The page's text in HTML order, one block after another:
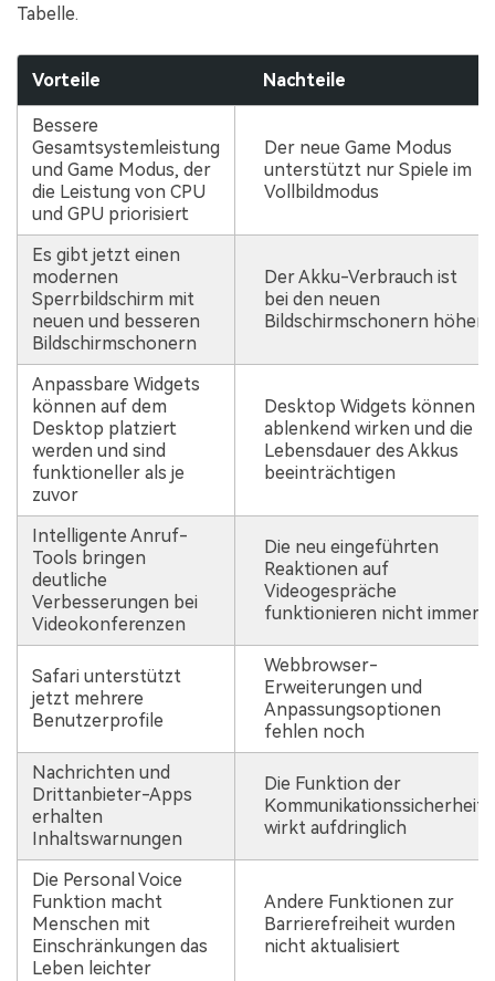
Tabelle.
Vorteile Nachteile
Bessere
Gesamtsystemleistung
und Game Modus, der
die Leistung von CPU
und GPU priorisiert
Der neue Game Modus
unterstützt nur Spiele im
Vollbildmodus
Es gibt jetzt einen
modernen
Sperrbildschirm mit
neuen und besseren
Bildschirmschonern
Der Akku-Verbrauch ist
bei den neuen
Bildschirmschonern höher
Anpassbare Widgets
können auf dem
Desktop platziert
werden und sind
funktioneller als je
zuvor
Desktop Widgets können
ablenkend wirken und die
Lebensdauer des Akkus
beeinträchtigen
Intelligente Anruf-
Tools bringen
deutliche
Verbesserungen bei
Videokonferenzen
Die neu eingeführten
Reaktionen auf
Videogespräche
funktionieren nicht immer
Safari unterstützt
jetzt mehrere
Benutzerprofile
Webbrowser-
Erweiterungen und
Anpassungsoptionen
fehlen noch
Nachrichten und
Drittanbieter-Apps
erhalten
Inhaltswarnungen
Die Funktion der
Kommunikationssicherheit
wirkt aufdringlich
Die Personal Voice
Funktion macht
Menschen mit
Einschränkungen das
Leben leichter
Andere Funktionen zur
Barrierefreiheit wurden
nicht aktualisiert